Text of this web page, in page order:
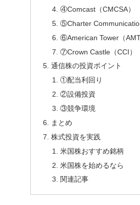
④Comcast（CMCSA）
⑤Charter
⑥American Tower（AMT
⑦Crown Castle（CCI）
通信株の投資ポイント
①配当利回り
②設備投資
③競争環境
まとめ
株式投資を実践
米国株おすすめ銘柄
米国株を始めるなら
関連記事